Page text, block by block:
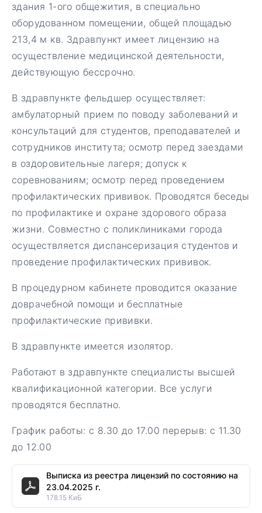
здания 1-ого общежития, в специально
оборудованном помещении, общей площадью
213,4 м кв. Здравпункт имеет лицензию на
осуществление медицинской деятельности,
действующую бессрочно.
В здравпункте фельдшер осуществляет:
амбулаторный прием по поводу заболеваний и
консультаций для студентов, преподавателей и
сотрудников института; осмотр перед заездами
в оздоровительные лагеря; допуск к
соревнованиям; осмотр перед проведением
профилактических прививок. Проводятся беседы
по профилактике и охране здорового образа
жизни. Совместно с поликлиниками города
осуществляется диспансеризация студентов и
проведение профилактических прививок.
В процедурном кабинете проводится оказание
доврачебной помощи и бесплатные
профилактические прививки.
В здравпункте имеется изолятор.
Работают в здравпункте специалисты высшей
квалификационной категории. Все услуги
проводятся бесплатно.
График работы: с 8.30 до 17.00 перерыв: с 11.30
до 12.00
Выписка из реестра лицензий по состоянию на
23.04.2025 г.
178.15 КиБ